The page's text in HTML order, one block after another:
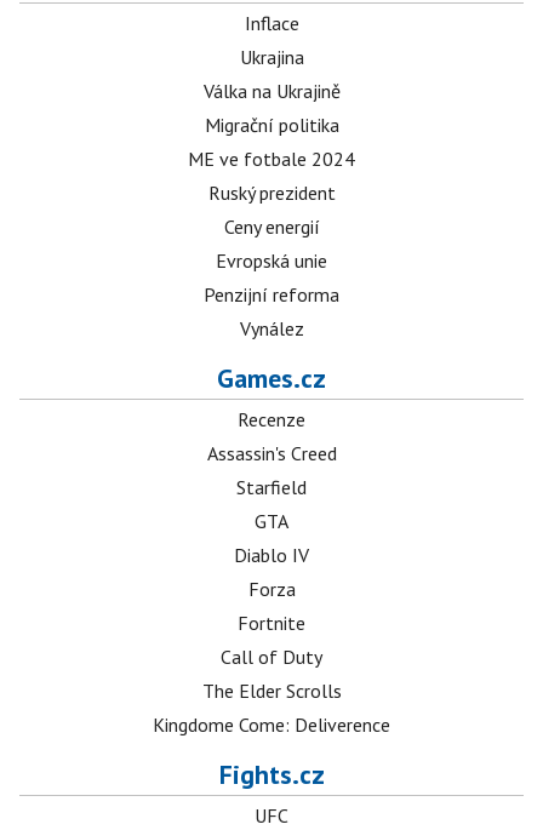
Inflace
Ukrajina
Válka na Ukrajině
Migrační politika
ME ve fotbale 2024
Ruský prezident
Ceny energií
Evropská unie
Penzijní reforma
Vynález
Games.cz
Recenze
Assassin's Creed
Starfield
GTA
Diablo IV
Forza
Fortnite
Call of Duty
The Elder Scrolls
Kingdome Come: Deliverence
Fights.cz
UFC